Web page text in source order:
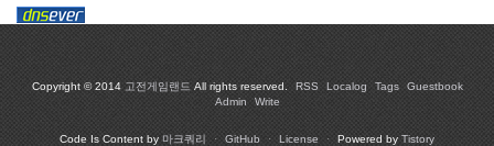
Copyright © 2014 고전게임랜드 All rights reserved. RSS Localog Tags
Guestbook
Admin
Write
Code Is Content by 마크쿼리 · GitHub · License · Powered by Tistory